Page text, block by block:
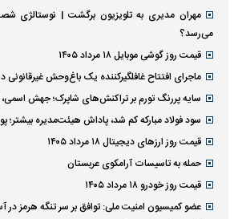
مهران مدیری به تلویزیون برگشت | نوستالژی
می‌رسد؟
قیمت روز گوشی موبایل ۱۸ مرداد ۱۴۰۵
ماجرای افتتاح غافلگیرکننده یک باغ‌وحش غیرقانونی
سایه پررنگ تورم بر تراکنش‌های شاپرک؛ جهش
سود فولاد مبارکه کم شد، پاداش هیئت‌مدیره بیشتر؛
قیمت روز ارز‌های دیجیتال ۱۸ مرداد ۱۴۰۵
حمله به تاسیسات آرامکوی عربستان
قیمت روز خودرو ۱۸ مرداد ۱۴۰۵
عضو کمیسیون امنیت ملی: توافق بر سر تنگه هرمز